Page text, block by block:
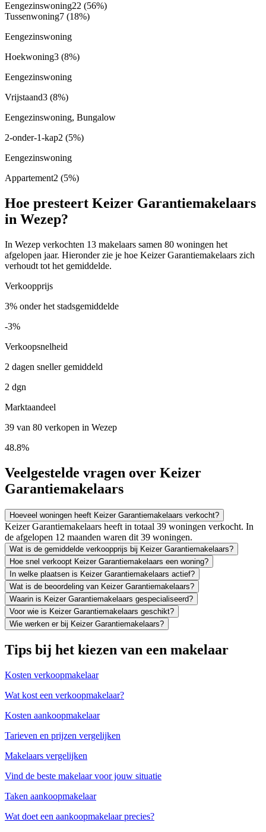
Eengezinswoning22 (56%)
Tussenwoning7 (18%)
Eengezinswoning
Hoekwoning3 (8%)
Eengezinswoning
Vrijstaand3 (8%)
Eengezinswoning, Bungalow
2-onder-1-kap2 (5%)
Eengezinswoning
Appartement2 (5%)
Hoe presteert Keizer Garantiemakelaars
in Wezep?
In Wezep verkochten 13 makelaars samen 80 woningen het
afgelopen jaar. Hieronder zie je hoe Keizer Garantiemakelaars zich
verhoudt tot het gemiddelde.
Verkoopprijs
3% onder het stadsgemiddelde
-3%
Verkoopsnelheid
2 dagen sneller gemiddeld
2 dgn
Marktaandeel
39 van 80 verkopen in Wezep
48.8%
Veelgestelde vragen over Keizer
Garantiemakelaars
Hoeveel woningen heeft Keizer Garantiemakelaars verkocht?
Keizer Garantiemakelaars heeft in totaal 39 woningen verkocht. In
de afgelopen 12 maanden waren dit 39 woningen.
Wat is de gemiddelde verkoopprijs bij Keizer Garantiemakelaars?
Hoe snel verkoopt Keizer Garantiemakelaars een woning?
In welke plaatsen is Keizer Garantiemakelaars actief?
Wat is de beoordeling van Keizer Garantiemakelaars?
Waarin is Keizer Garantiemakelaars gespecialiseerd?
Voor wie is Keizer Garantiemakelaars geschikt?
Wie werken er bij Keizer Garantiemakelaars?
Tips bij het kiezen van een makelaar
Kosten verkoopmakelaar
Wat kost een verkoopmakelaar?
Kosten aankoopmakelaar
Tarieven en prijzen vergelijken
Makelaars vergelijken
Vind de beste makelaar voor jouw situatie
Taken aankoopmakelaar
Wat doet een aankoopmakelaar precies?